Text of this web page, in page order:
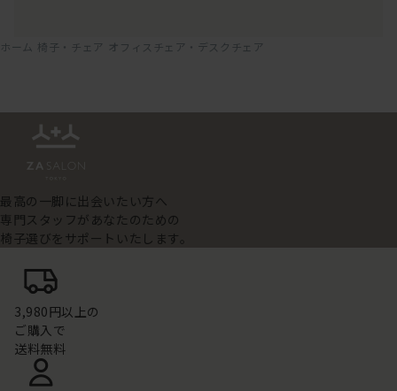
ホーム 椅子・チェア オフィスチェア・デスクチェア
最高の一脚に出会いたい方へ
専門スタッフがあなたのための
椅子選びをサポートいたします。
3,980円以上の
ご購入で
送料無料